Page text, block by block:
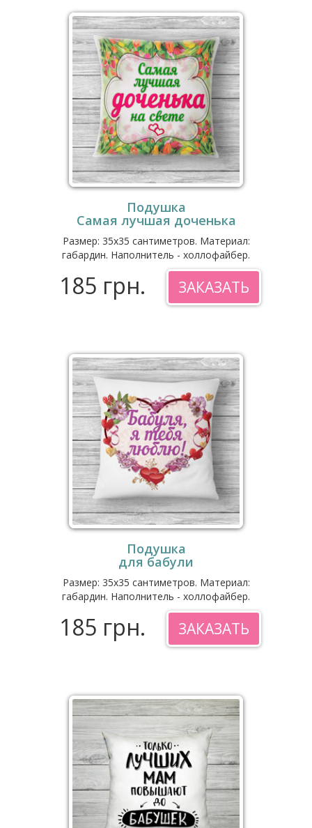
Подушка
Самая лучшая доченька
Размер: 35x35 сантиметров. Материал:
габардин. Наполнитель - холлофайбер.
185 грн. ЗАКАЗАТЬ
Подушка
для бабули
Размер: 35x35 сантиметров. Материал:
габардин. Наполнитель - холлофайбер.
185 грн. ЗАКАЗАТЬ